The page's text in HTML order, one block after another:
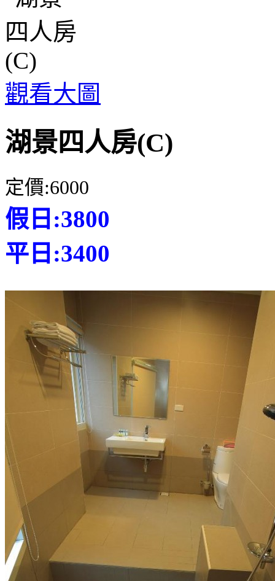
觀看大圖
湖景四人房(C)
定價:6000
假日:3800
平日:3400